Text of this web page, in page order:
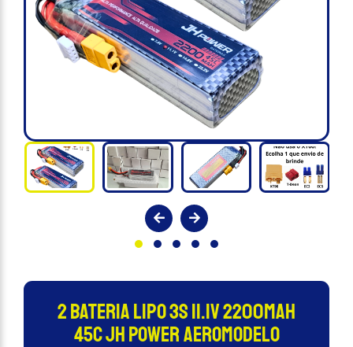
2 Bateria lipo 3s 11.1v 2200mah
45c JH Power Aeromodelo